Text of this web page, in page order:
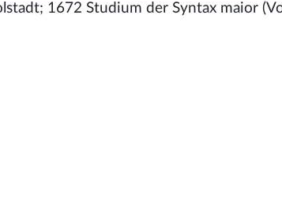
1672 Studium der Syntax maior